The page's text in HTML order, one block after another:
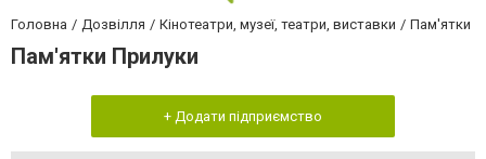
Головна Дозвілля Кінотеатри, музеї, театри, виставки Пам'ятки
Пам'ятки Прилуки
+ Додати підприємство